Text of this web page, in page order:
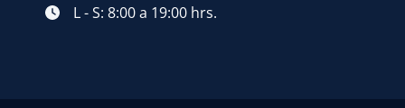
L - S: 8:00 a 19:00 hrs.